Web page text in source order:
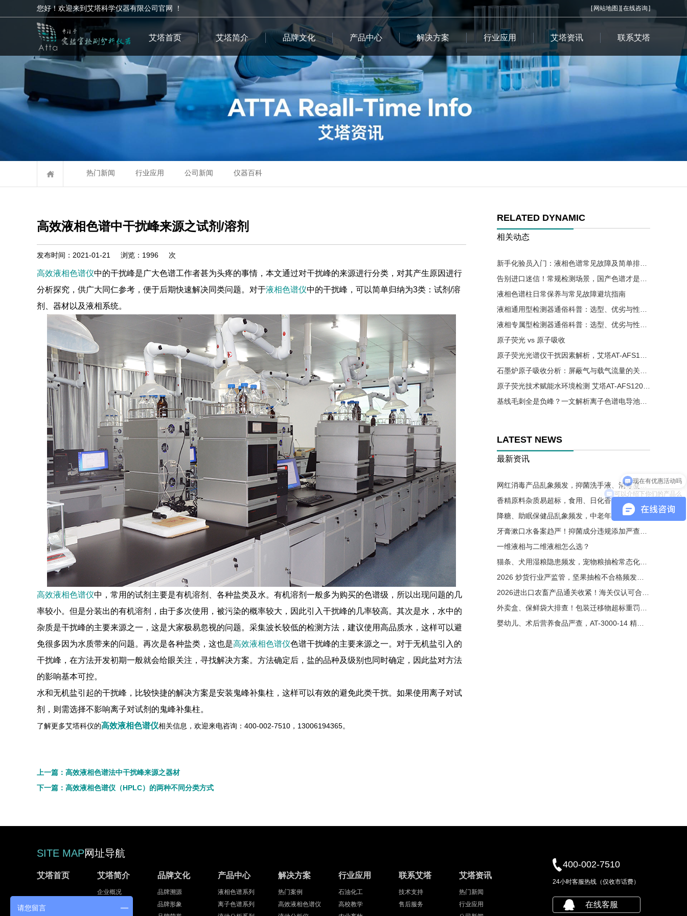
您好！欢迎来到艾塔科学仪器有限公司官网 ！ [网站地图 ][在线咨询]
艾塔首页 艾塔简介 品牌文化 产品中心 解决方案 行业应用 艾塔资讯 联系艾塔
热门新闻 行业应用 公司新闻 仪器百科
RELATED DYNAMIC
相关动态
液相色谱柱日常保养与常见故障避坑指南
原子荧光 vs 原子吸收
LATEST NEWS
最新资讯
网红消毒产品乱象频发，抑菌洗手液、消毒凝胶大排查！非法添加零容忍，液相检测是备案硬性条件
降糖、助眠保健品乱象频发，中老年保健品专项整治来袭！非法添加西药重罚，液相检测为出厂硬性门槛
一维液相与二维液相怎么选？
高效液相色谱中干扰峰来源之试剂/溶剂
发布时间：2021-01-21 浏览： 1996 次
高效液相色谱仪中的干扰峰是广大色谱工作者甚为头疼的事情，本文通过对干扰峰的来源进行分类，对其产生原因进行
分析探究，供广大同仁参考，便于后期快速解决同类问题。对于液相色谱仪中的干扰峰，可以简单归纳为3类：试剂/溶
剂、器材以及液相系统。
高效液相色谱仪中，常用的试剂主要是有机溶剂、各种盐类及水。有机溶剂一般多为购买的色谱级，所以出现问题的几
率较小。但是分装出的有机溶剂，由于多次使用，被污染的概率较大，因此引入干扰峰的几率较高。其次是水，水中的
杂质是干扰峰的主要来源之一，这是大家极易忽视的问题。采集波长较低的检测方法，建议使用高品质水，这样可以避
免很多因为水质带来的问题。再次是各种盐类，这也是高效液相色谱仪色谱干扰峰的主要来源之一。对于无机盐引入的
干扰峰，在方法开发初期一般就会给眼关注，寻找解决方案。方法确定后，盐的品种及级别也同时确定，因此盐对方法
的影响基本可控。
水和无机盐引起的干扰峰，比较快捷的解决方案是安装鬼峰补集柱，这样可以有效的避免此类干扰。如果使用离子对试
剂，则需选择不影响离子对试剂的鬼峰补集柱。
了解更多艾塔科仪的高效液相色谱仪相关信息，欢迎来电咨询：400-002-7510，13006194365。
上一篇：高效液相色谱法中干扰峰来源之器材
下一篇：高效液相色谱仪（HPLC）的两种不同分类方式
SITE MAP网址导航
艾塔首页 艾塔简介
企业概况
品牌文化
品牌溯源
品牌形象
产品中心
液相色谱系列
离子色谱系列
解决方案
热门案例
高效液相色谱仪
行业应用
石油化工
高校教学
联系艾塔
技术支持
售后服务
艾塔资讯
热门新闻
行业应用
400-002-7510
24小时客服热线（仅收市话费）
在线客服
可以介绍下你们的产品么
请您留言